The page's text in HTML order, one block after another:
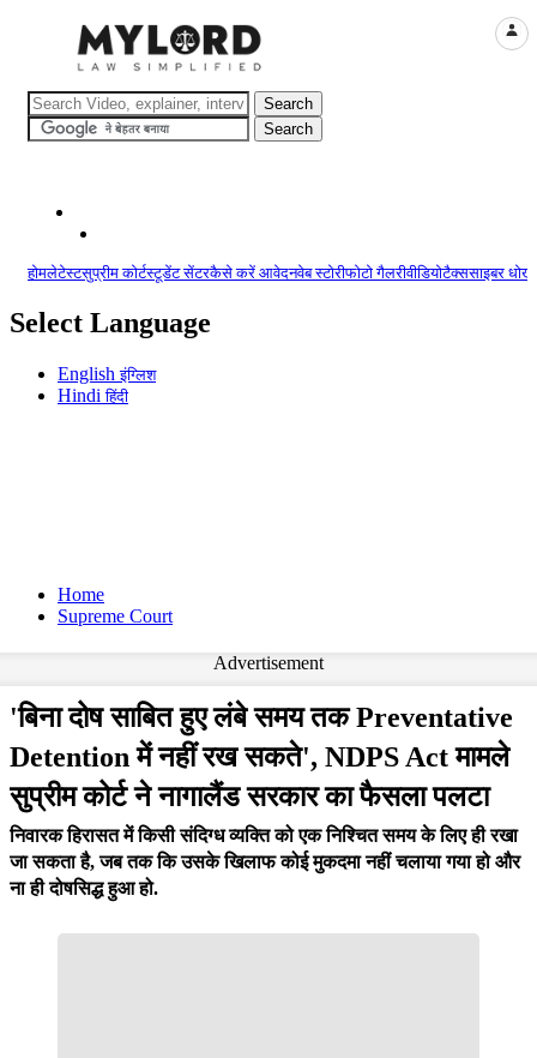
होमलेटेस्टसुप्रीम कोर्टस्टूडेंट सेंटरकैसे करें आवेदनवेब स्टोरीफोटो गैलरीवीडियोटैक्ससाइबर
Select Language
Englishइंग्लिश
Hindiहिंदी
Home
Supreme Court
Advertisement
'बिना दोष साबित हुए लंबे समय तक Preventative
Detention में नहीं रख सकते', NDPS Act मामले
सुप्रीम कोर्ट ने नागालैंड सरकार का फैसला पलटा
निवारक हिरासत में किसी संदिग्ध व्यक्ति को एक निश्चित समय के लिए ही रखा
जा सकता है, जब तक कि उसके खिलाफ कोई मुकदमा नहीं चलाया गया हो और
ना ही दोषसिद्ध हुआ हो.